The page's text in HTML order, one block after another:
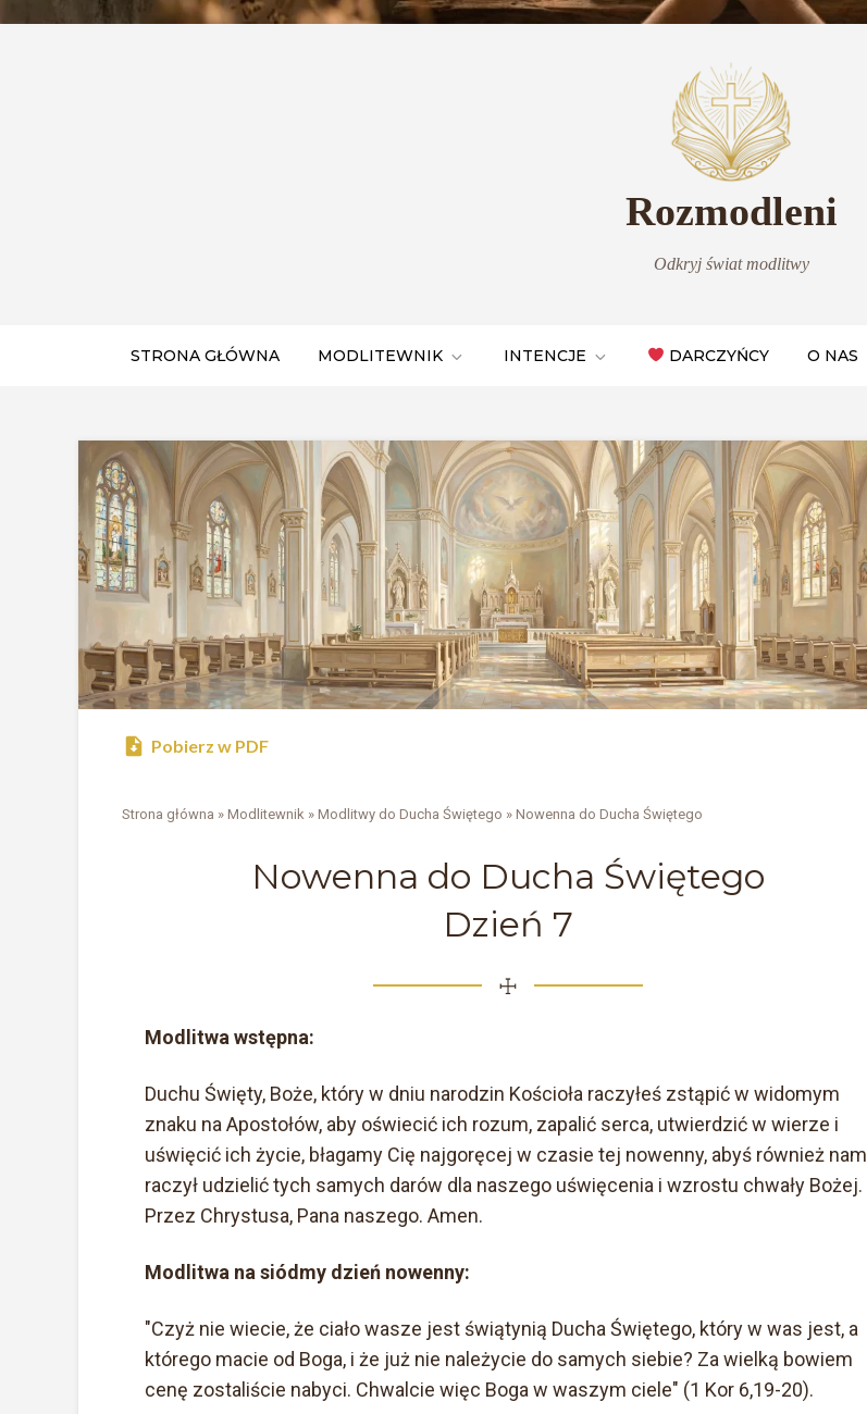
Rozmodleni
Odkryj świat modlitwy
STRONA GŁÓWNA MODLITEWNIK INTENCJE DARCZYŃCY O NAS
Pobierz w PDF
Strona główna » Modlitewnik » Modlitwy do Ducha Świętego » Nowenna do Ducha Świętego
Nowenna do Ducha Świętego
Dzień 7
☩
Modlitwa wstępna:
Duchu Święty, Boże, który w dniu narodzin Kościoła raczyłeś zstąpić w widomym
znaku na Apostołów, aby oświecić ich rozum, zapalić serca, utwierdzić w wierze i
uświęcić ich życie, błagamy Cię najgoręcej w czasie tej nowenny, abyś również nam
raczył udzielić tych samych darów dla naszego uświęcenia i wzrostu chwały Bożej.
Przez Chrystusa, Pana naszego. Amen.
Modlitwa na siódmy dzień nowenny:
"Czyż nie wiecie, że ciało wasze jest świątynią Ducha Świętego, który w was jest, a
którego macie od Boga, i że już nie należycie do samych siebie? Za wielką bowiem
cenę zostaliście nabyci. Chwalcie więc Boga w waszym ciele" (1 Kor 6,19-20).